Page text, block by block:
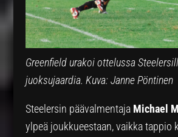
Greenfield urakoi ottelussa
juoksujaardia. Kuva: Janne Pöntinen
Steelersin päävalmentaja Michael
ylpeä joukkueestaan, vaikka tappio